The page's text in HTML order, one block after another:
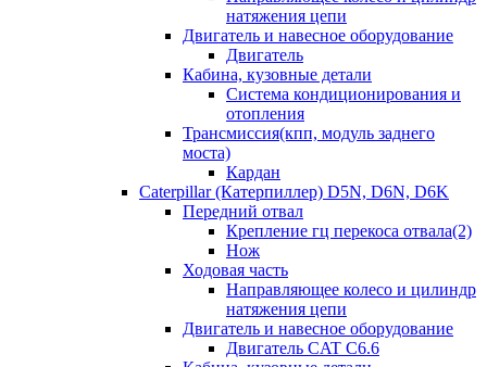
натяжения цепи
Двигатель и навесное оборудование
Двигатель
Кабина, кузовные детали
Система кондиционирования и
отопления
Трансмиссия(кпп, модуль заднего
моста)
Кардан
Caterpillar (Катерпиллер) D5N, D6N, D6K
Передний отвал
Крепление гц перекоса отвала(2)
Нож
Ходовая часть
Направляющее колесо и цилиндр
натяжения цепи
Двигатель и навесное оборудование
Двигатель CAT C6.6